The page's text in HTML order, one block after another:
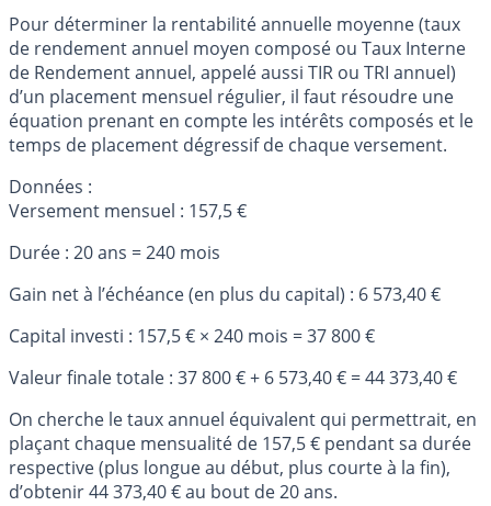
Pour déterminer la rentabilité annuelle moyenne (taux
de rendement annuel moyen composé ou Taux Interne
de Rendement annuel, appelé aussi TIR ou TRI annuel)
d’un placement mensuel régulier, il faut résoudre une
équation prenant en compte les intérêts composés et le
temps de placement dégressif de chaque versement.
Données :
Versement mensuel : 157,5 €
Durée : 20 ans = 240 mois
Gain net à l’échéance (en plus du capital) : 6 573,40 €
Capital investi : 157,5 € × 240 mois = 37 800 €
Valeur finale totale : 37 800 € + 6 573,40 € = 44 373,40 €
On cherche le taux annuel équivalent qui permettrait, en
plaçant chaque mensualité de 157,5 € pendant sa durée
respective (plus longue au début, plus courte à la fin),
d’obtenir 44 373,40 € au bout de 20 ans.